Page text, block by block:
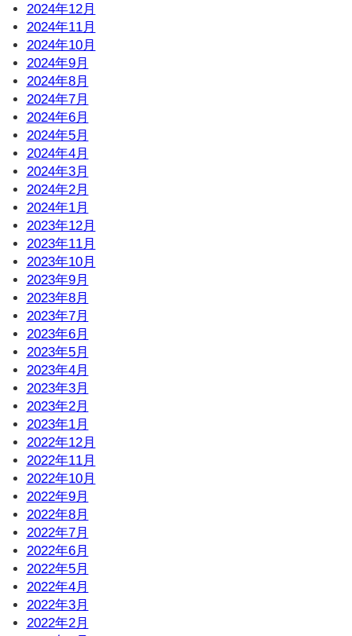
2024年12月
2024年11月
2024年10月
2024年9月
2024年8月
2024年7月
2024年6月
2024年5月
2024年4月
2024年3月
2024年2月
2024年1月
2023年12月
2023年11月
2023年10月
2023年9月
2023年8月
2023年7月
2023年6月
2023年5月
2023年4月
2023年3月
2023年2月
2023年1月
2022年12月
2022年11月
2022年10月
2022年9月
2022年8月
2022年7月
2022年6月
2022年5月
2022年4月
2022年3月
2022年2月